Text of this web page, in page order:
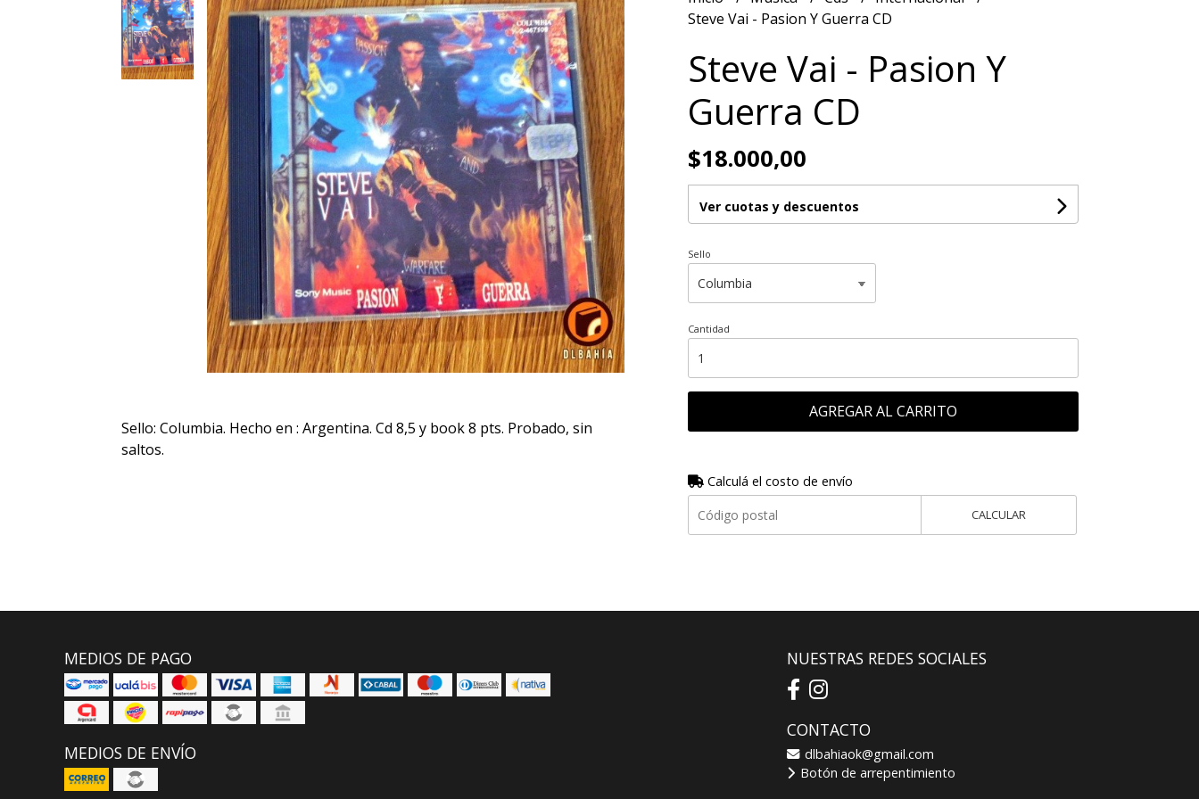
Sello: Columbia. Hecho en : Argentina. Cd 8,5 y book 8 pts. Probado, sin
saltos.
Steve Vai - Pasion Y Guerra CD
Steve Vai - Pasion Y
Guerra CD
$18.000,00
Ver cuotas y descuentos
Sello
Cantidad
AGREGAR AL CARRITO
Calculá el costo de envío
CALCULAR
MEDIOS DE PAGO
MEDIOS DE ENVÍO
NUESTRAS REDES SOCIALES
CONTACTO
dlbahiaok@gmail.com
Botón de arrepentimiento